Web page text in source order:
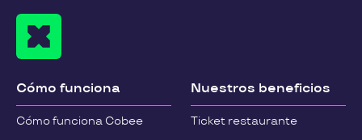
Cómo funciona
Cómo funciona Cobee
Nuestros beneficios
Ticket restaurante